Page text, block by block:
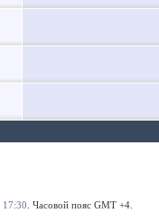
17:30 . Часовой пояс GMT +4.